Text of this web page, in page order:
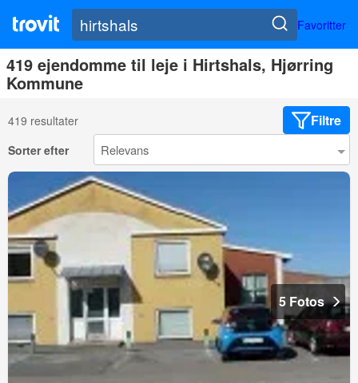
Favoritter
419 ejendomme til leje i Hirtshals, Hjørring
Kommune
419 resultater Filtre
Sorter efter
5 Fotos